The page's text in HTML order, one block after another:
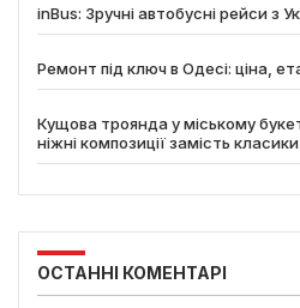
inBus: Зручні автобусні рейси з
Ремонт під ключ в Одесі: ціна,
Кущова троянда у міському
ніжні композиції замість класики
ОСТАННІ КОМЕНТАРІ